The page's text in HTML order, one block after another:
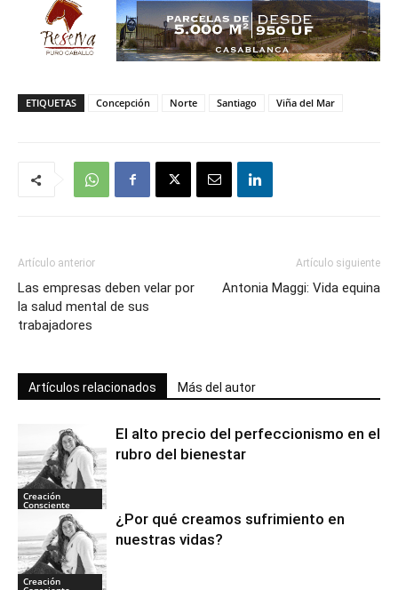
ETIQUETAS Concepción Norte Santiago Viña del Mar
Artículo anterior
Las empresas deben velar por
la salud mental de sus
trabajadores
Artículo siguiente
Antonia Maggi: Vida equina
Artículos relacionados Más del autor
Creación
Consciente
El alto precio del perfeccionismo en el
rubro del bienestar
Creación
¿Por qué creamos sufrimiento en
nuestras vidas?